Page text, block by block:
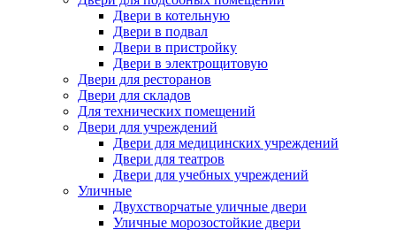
Двери в котельную
Двери в подвал
Двери в пристройку
Двери в электрощитовую
Двери для ресторанов
Двери для складов
Для технических помещений
Двери для учреждений
Двери для медицинских учреждений
Двери для театров
Двери для учебных учреждений
Уличные
Двухстворчатые уличные двери
Уличные морозостойкие двери